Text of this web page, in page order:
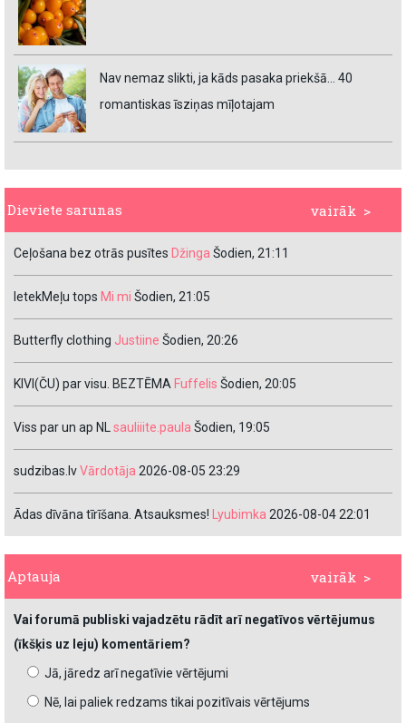
Nav nemaz slikti, ja kāds pasaka priekšā… 40
romantiskas īsziņas mīļotajam
vairāk >
Dieviete sarunas
Ceļošana bez otrās pusītes Džinga Šodien, 21:11
IetekMeļu tops Mi mi Šodien, 21:05
Butterfly clothing Justiine Šodien, 20:26
KIVI(ČU) par visu. BEZTĒMA Fuffelis Šodien, 20:05
Viss par un ap NLsauliiite.paula Šodien, 19:05
sudzibas.lvVārdotāja 2026-08-05 23:29
Ādas dīvāna tīrīšana. Atsauksmes! Lyubimka 2026-08-04 22:01
vairāk >
Aptauja
Vai forumā publiski vajadzētu rādīt arī negatīvos vērtējumus
(īkšķis uz leju) komentāriem?
Jā, jāredz arī negatīvie vērtējumi
Nē, lai paliek redzams tikai pozitīvais vērtējums